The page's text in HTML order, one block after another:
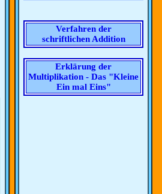
Verfahren der
schriftlichen Addition
Erklärung der
Multiplikation - Das "Kleine
Ein mal Eins"